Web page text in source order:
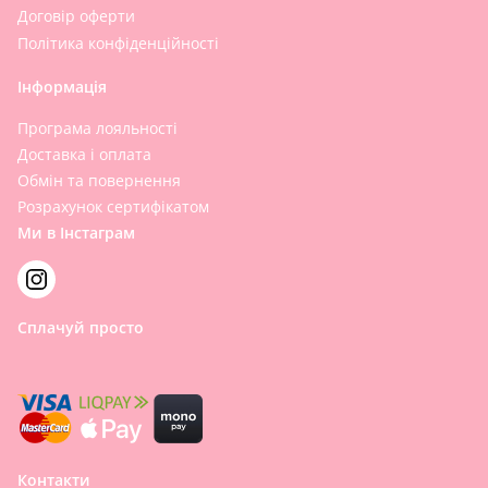
Договір оферти
Політика конфіденційності
Інформація
Програма лояльності
Доставка і оплата
Обмін та повернення
Розрахунок сертифікатом
Ми в Інстаграм
Сплачуй просто
Контакти